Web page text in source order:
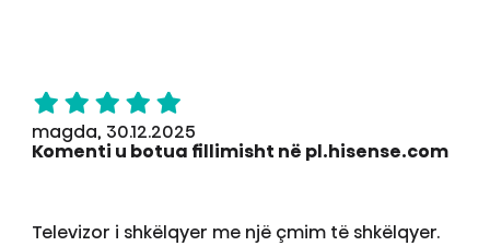
magda, 30.12.2025
Komenti u botua fillimisht në pl.hisense.com
Televizor i shkëlqyer me një çmim të shkëlqyer.